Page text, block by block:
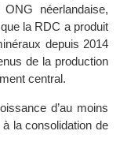
néerlandaise,
la RDC a produit
depuis 2014
de la production
central.
d’au moins
la consolidation de